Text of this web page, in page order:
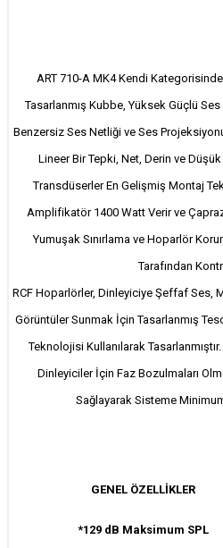
ART 710-A MK4 Kendi
Tasarlanmış Kubbe, Yüksek Güçlü Ses
Benzersiz Ses Netliği ve Ses
Lineer Bir Tepki, Net, Derin ve
Transdüserler En Gelişmiş Montaj
Amplifikatör 1400 Watt Verir ve
Yumuşak Sınırlama ve Hoparlör
Tarafından
RCF Hoparlörler, Dinleyiciye Şeffaf Ses,
Görüntüler Sunmak İçin Tasarlanmış
Teknolojisi Kullanılarak
Dinleyiciler İçin Faz Bozulmaları
Sağlayarak Sisteme
GENEL ÖZELLİKLER
*129 dB Maksimum SPL